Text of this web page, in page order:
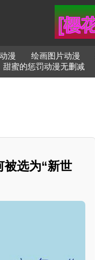
漫 绘画图片动漫
甜蜜的惩罚动漫无删减
被选为“新世